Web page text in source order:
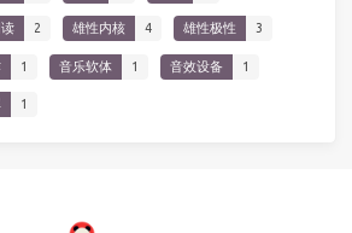
2 雄性内核 4 雄性极性 3
1 音乐软体 1 音效设备 1
1